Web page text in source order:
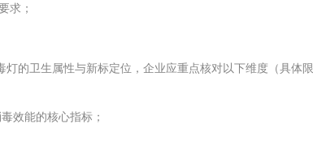
求；
灯的卫生属性与新标定位，企业应重点核对以下维度（具体限
效能的核心指标；